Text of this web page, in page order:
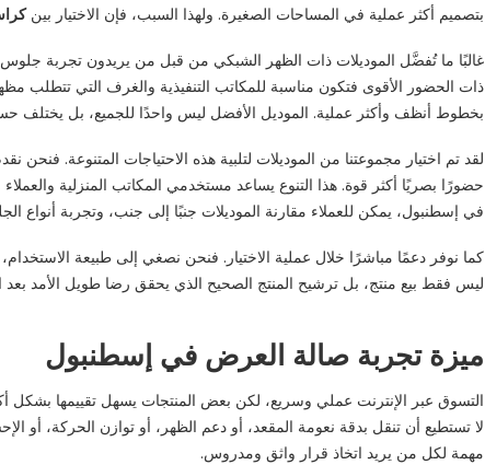
بتصميم أكثر عملية في المساحات الصغيرة. ولهذا السبب، فإن الاختيار بين
غالبًا ما تُفضَّل الموديلات ذات الظهر الشبكي من قبل من يريدون تجربة جلوس
ذات الحضور الأقوى فتكون مناسبة للمكاتب التنفيذية والغرف التي تتطلب
بخطوط أنظف وأكثر عملية. الموديل الأفضل ليس واحدًا للجميع، بل يختلف
لقد تم اختيار مجموعتنا من الموديلات لتلبية هذه الاحتياجات المتنوعة.
حضورًا بصريًا أكثر قوة. هذا التنوع يساعد مستخدمي المكاتب المنزلية
في إسطنبول، يمكن للعملاء مقارنة الموديلات جنبًا إلى جنب، وتجربة أنواع
كما نوفر دعمًا مباشرًا خلال عملية الاختيار. فنحن نصغي إلى طبيعة
ليس فقط بيع منتج، بل ترشيح المنتج الصحيح الذي يحقق رضا طويل الأمد بعد
ميزة تجربة صالة العرض في إسطنبول
التسوق عبر الإنترنت عملي وسريع، لكن بعض المنتجات يسهل تقييمها بشكل
لا تستطيع أن تنقل بدقة نعومة المقعد، أو دعم الظهر، أو توازن الحركة،
مهمة لكل من يريد اتخاذ قرار واثق ومدروس.